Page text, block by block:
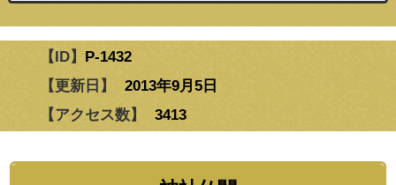
【ID】
P-1432
【更新日】
2013年9月5日
【アクセス数】
3413